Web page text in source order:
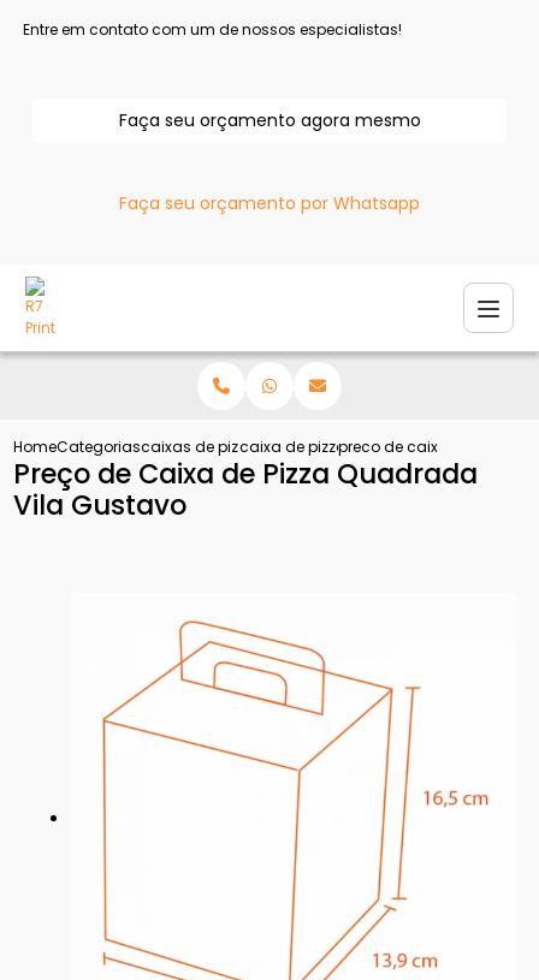
Entre em contato com um de nossos especialistas!
Faça seu orçamento agora mesmo
Faça seu orçamento por Whatsapp
HomeCategoriascaixas de pizzacaixa de pizzapreco de caixa de pizza
Preço de Caixa de Pizza Quadrada
Vila Gustavo